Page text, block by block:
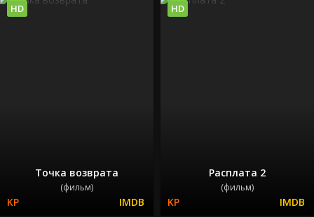
Точка возврата
(фильм)
HD
Расплата 2
(фильм)
HD